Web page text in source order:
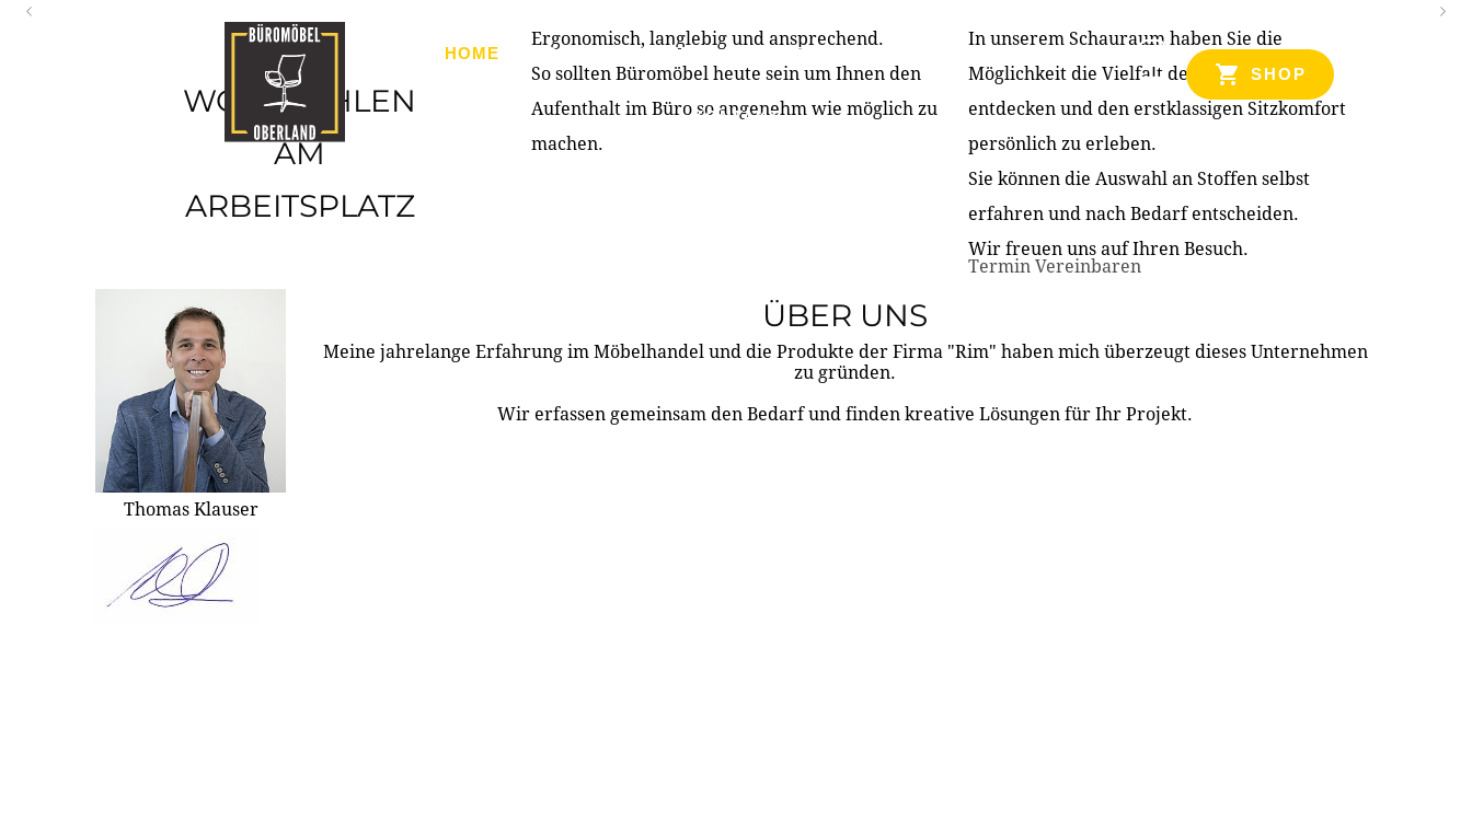
HOME PRODUKTE ÜBER UNS PARTNER & REFERENZEN
KONTAKT
SHOP
WOHLFÜHLEN
AM
ARBEITSPLATZ
Ergonomisch, langlebig und ansprechend.
So sollten Büromöbel heute sein um Ihnen den
Aufenthalt im Büro so angenehm wie möglich zu
machen.
In unserem Schauraum haben Sie die
Möglichkeit die Vielfalt der Produkte zu
entdecken und den erstklassigen Sitzkomfort
persönlich zu erleben.
Sie können die Auswahl an Stoffen selbst
erfahren und nach Bedarf entscheiden.
Wir freuen uns auf Ihren Besuch.
Termin Vereinbaren
Thomas Klauser
ÜBER UNS
Meine jahrelange Erfahrung im Möbelhandel und die Produkte der Firma "Rim" haben mich überzeugt dieses Unternehmen
zu gründen.
Wir erfassen gemeinsam den Bedarf und finden kreative Lösungen für Ihr Projekt.